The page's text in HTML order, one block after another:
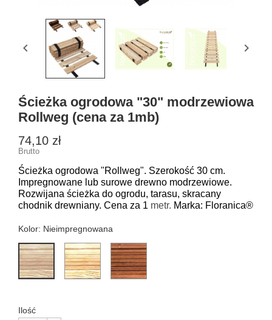
 
Ścieżka ogrodowa "30" modrzewiowa
Rollweg (cena za 1mb)
74,10 zł
Brutto
Ścieżka ogrodowa "Rollweg". Szerokość 30 cm.
Impregnowane lub surowe drewno modrzewiowe.
Rozwijana ścieżka do ogrodu, tarasu, skracany
chodnik drewniany. Cena za 1 metr. Marka: Floranica®
Kolor: Nieimpregnowana
Nieimpregnowana
Naturalny Brązowy
Ilość